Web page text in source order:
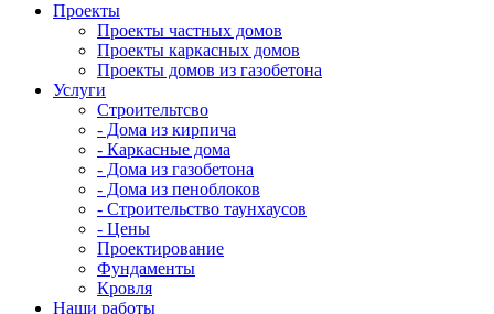
Проекты
Проекты частных домов
Проекты каркасных домов
Проекты домов из газобетона
Услуги
Строительтсво
- Дома из кирпича
- Каркасные дома
- Дома из газобетона
- Дома из пеноблоков
- Строительство таунхаусов
- Цены
Проектирование
Фундаменты
Кровля
Наши работы